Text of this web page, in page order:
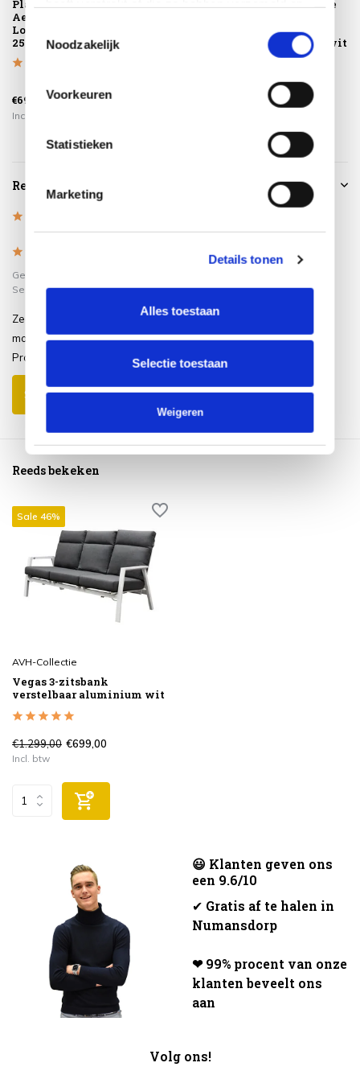
Noodzakelijk
Voorkeuren
Statistieken
Marketing
Details tonen
Alles toestaan
Selectie toestaan
Weigeren
Platinum
AeroCover
Loungebankhoes
250x100xH70
€69,95
Incl. btw
Montagelevering -
Vegas lounge
verstelbaar
aluminium wit
€499,00
€295,00
Reviews
Gepost door:
September 2023
Zeer fijne en solide bank. Ziet er
modern uit en zit lekker hoog.
Product is niet zwaar.
Schrijf je eigen review
Reeds bekeken
Sale 46%
AVH-Collectie
Vegas 3-zitsbank
verstelbaar aluminium wit
€1.299,00 €699,00
Incl. btw
😃 Klanten geven ons
een 9.6/10
✔ Gratis af te halen in
Numansdorp
❤ 99% procent van onze
klanten beveelt ons
aan
Volg ons!